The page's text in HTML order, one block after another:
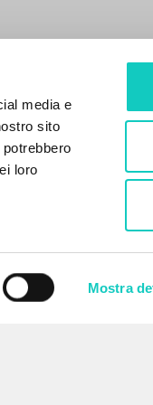
media e
sito
loro
Mostra
NEWSLETTER